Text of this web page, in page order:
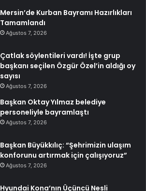
Mersin’de Kurban Bayramı Hazırlıkları
Tamamlandı
Ağustos 7, 2026
Çatlak söylentileri vardı! İşte grup
başkanı seçilen Özgür Özel’in aldığı oy
sayısı
Ağustos 7, 2026
Başkan Oktay Yılmaz belediye
personeliyle bayramlaştı
Ağustos 7, 2026
Başkan Büyükkılıç: “Şehrimizin ulaşım
konforunu artırmak için çalışıyoruz”
Ağustos 7, 2026
Hyundai Kona’nın Üçüncü Nesli